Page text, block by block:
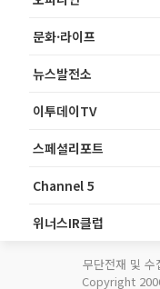
문화·라이프
뉴스발전소
이투데이TV
스페셜리포트
Channel 5
위너스IR클럽
무단전재 및 수
Copyright